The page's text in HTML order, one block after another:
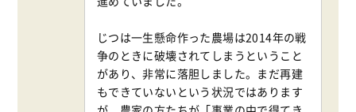
じつは一生懸命作った農場は2014年の戦
争のときに破壊されてしまうということ
があり、非常に落胆しました。まだ再建
もできていないという状況ではあります